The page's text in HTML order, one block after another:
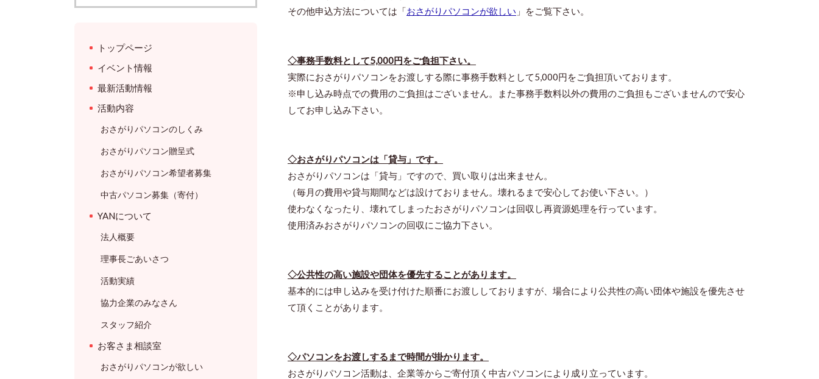
その他申込方法については「おさがりパソコンが欲しい 」をご覧下さい。
◇事務手数料として5,000円をご負担下さい。
実際におさがりパソコンをお渡しする際に事務手数料として5,000円をご負担頂いております。
※申し込み時点での費用のご負担はございません。また事務手数料以外の費用のご負担もございませんので安心
してお申し込み下さい。
◇おさがりパソコンは「貸与」です。
おさがりパソコンは「貸与」ですので、買い取りは出来ません。
（毎月の費用や貸与期間などは設けておりません。壊れるまで安心してお使い下さい。）
使わなくなったり、壊れてしまったおさがりパソコンは回収し再資源処理を行っています。
使用済みおさがりパソコンの回収にご協力下さい。
◇公共性の高い施設や団体を優先することがあります。
基本的には申し込みを受け付けた順番にお渡ししておりますが、場合により公共性の高い団体や施設を優先させ
て頂くことがあります。
◇パソコンをお渡しするまで時間が掛かります。
おさがりパソコン活動は、企業等からご寄付頂く中古パソコンにより成り立っています。
トップページ
イベント情報
最新活動情報
活動内容
おさがりパソコンのしくみ
おさがりパソコン贈呈式
おさがりパソコン希望者募集
中古パソコン募集（寄付）
YANについて
法人概要
理事長ごあいさつ
活動実績
協力企業のみなさん
スタッフ紹介
お客さま相談室
おさがりパソコンが欲しい